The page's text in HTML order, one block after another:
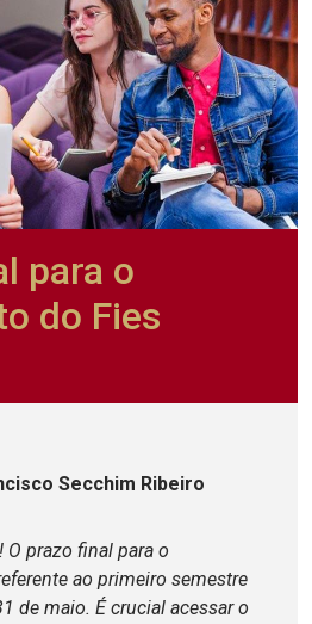
para o
do Fies
Secchim Ribeiro
O prazo final para o
ao primeiro semestre
de maio. É crucial acessar o